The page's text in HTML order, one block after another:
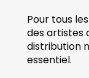
Pour tous
des artistes
distribution
essentiel.